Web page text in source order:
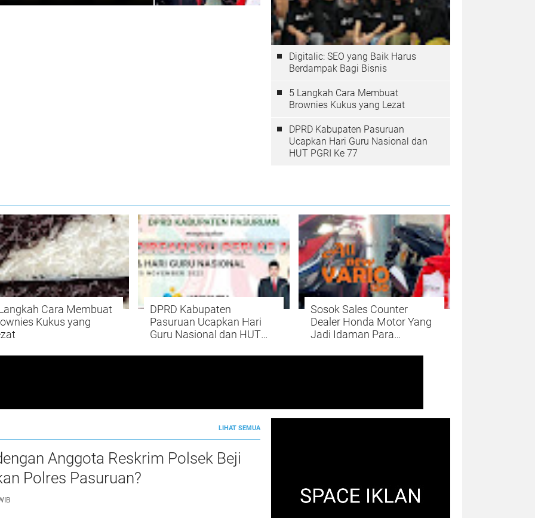
Digitalic: SEO yang Baik Harus
Berdampak Bagi Bisnis
5 Langkah Cara Membuat
Brownies Kukus yang Lezat
DPRD Kabupaten Pasuruan
Ucapkan Hari Guru Nasional dan
HUT PGRI Ke 77
Cara Membuat
Kukus yang
DPRD Kabupaten
Pasuruan Ucapkan Hari
Guru Nasional dan HUT
Sosok Sales Counter
Dealer Honda Motor Yang
Jadi Idaman Para
LIHAT SEMUA
Anggota Reskrim Polsek Beji
Polres Pasuruan?